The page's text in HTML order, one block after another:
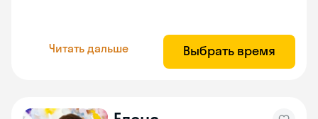
Читать дальше Выбрать время